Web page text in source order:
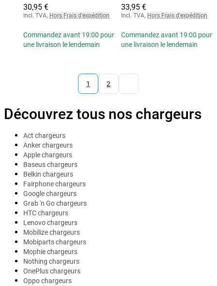
30,95 €
Incl. TVA, Hors Frais d'expédition
Commandez avant 19:00 pour
une livraison le lendemain
33,95 €
Incl. TVA, Hors Frais d'expédition
Commandez avant 19:00 pour
une livraison le lendemain
1 2
Découvrez tous nos chargeurs
Act chargeurs
Anker chargeurs
Apple chargeurs
Baseus chargeurs
Belkin chargeurs
Fairphone chargeurs
Google chargeurs
Grab 'n Go chargeurs
HTC chargeurs
Lenovo chargeurs
Mobilize chargeurs
Mobiparts chargeurs
Mophie chargeurs
Nothing chargeurs
OnePlus chargeurs
Oppo chargeurs